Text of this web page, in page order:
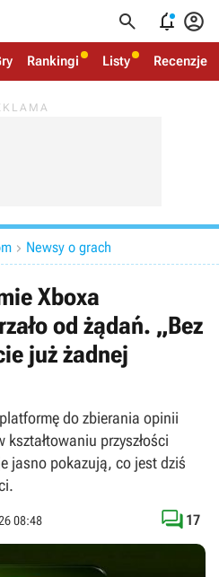
  
Rankingi Listy Recenzje
 Newsy o grach
Xboxa
od żądań. „Bez
już żadnej
do zbierania opinii
przyszłości
jasno pokazują, co jest dziś
08:48  17